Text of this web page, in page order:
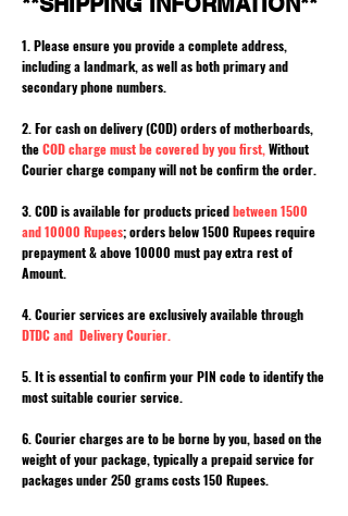
1. Please ensure you provide a complete address,
including a landmark, as well as both primary and
secondary phone numbers.
2. For cash on delivery (COD) orders of motherboards,
theCOD charge must be covered by you first, Without
Courier charge company will not be confirm the order.
3. COD is available for products pricedbetween 1500
and 10000 Rupees; orders below 1500 Rupees require
prepayment & above 10000 must pay extra rest of
Amount.
4. Courier services are exclusively available through
DTDC and Delivery Courier.
5. It is essential to confirm your PIN code to identify the
most suitable courier service.
6. Courier charges are to be borne by you, based on the
weight of your package, typically a prepaid service for
packages under 250 grams costs 150 Rupees.